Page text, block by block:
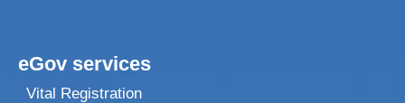
eGov services
Vital Registration